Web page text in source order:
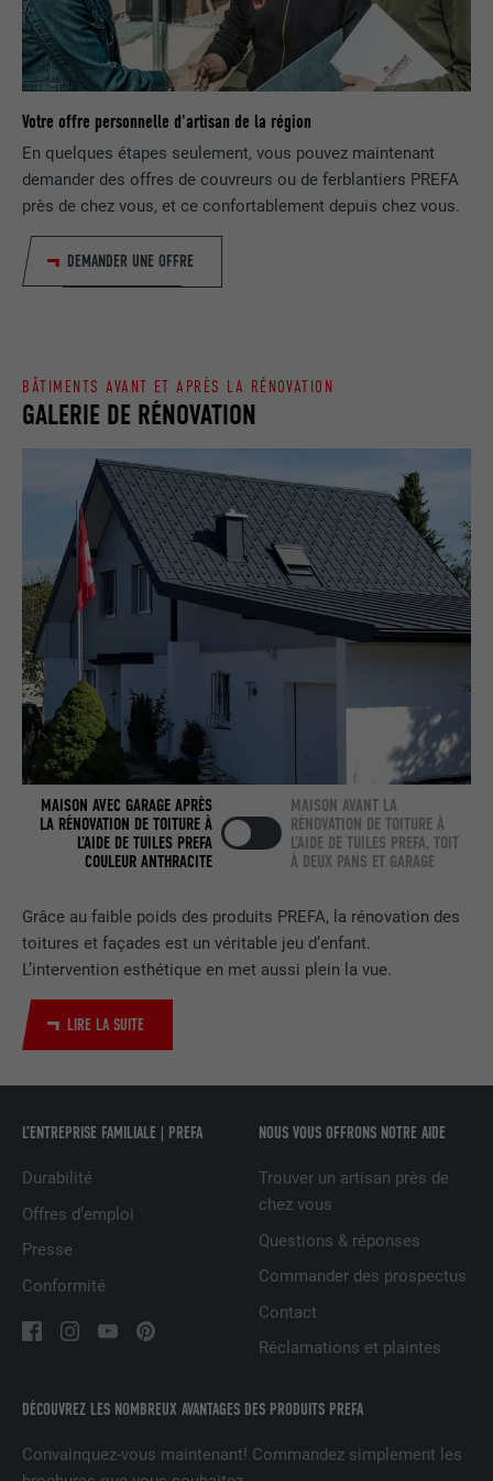
Votre offre personnelle d'artisan de la région
En quelques étapes seulement, vous pouvez maintenant
demander des offres de couvreurs ou de ferblantiers PREFA
près de chez vous, et ce confortablement depuis chez vous.
DEMANDER UNE OFFRE
Grâce au faible poids des produits PREFA, la rénovation des
toitures et façades est un véritable jeu d’enfant.
L’intervention esthétique en met aussi plein la vue.
LIRE LA SUITE
GALERIE DE RÉNOVATION
BÂTIMENTS AVANT ET APRÈS LA RÉNOVATION
MAISON AVEC GARAGE APRÈS
LA RÉNOVATION DE TOITURE À
L’AIDE DE TUILES PREFA
COULEUR ANTHRACITE
MAISON AVANT LA
RÉNOVATION DE TOITURE À
L’AIDE DE TUILES PREFA, TOIT
À DEUX PANS ET GARAGE
DÉCOUVREZ LES NOMBREUX AVANTAGES DES PRODUITS PREFA
Convainquez-vous maintenant! Commandez simplement les
L’ENTREPRISE FAMILIALE | PREFA
Durabilité
Offres d’emploi
Presse
Conformité
NOUS VOUS OFFRONS NOTRE AIDE
Trouver un artisan près de
chez vous
Questions & réponses
Commander des prospectus
Contact
Réclamations et plaintes
EXPIRATION 1 jour
UTILITÉ
Enregistre un identifiant unique utilisé
sur la manière dont l'utilisateur utilise le
site Internet.
UTILITÉ
Est placé afin de tester si le navigateur
autorise l'utilisation de cookies. Ne
contient aucun élément d'identification.
NOM lang
FOURNISSEUR ads.linkedin.com
EXPIRATION
Enregistre la langue choisie par
l'utilisateur pour un site Internet.
EXPIRATION Session
UTILITÉ
Internet contient une fenêtre « Suivez-
nous » intégrée.
NOM bcookie
EXPIRATION
UTILITÉ
Utilisé par le service de réseau social
LinkedIn pour suivre l'utilisation de
services intégrés.
bscookie
FOURNISSEUR LinkedIn
EXPIRATION
UTILITÉ
NOM UserMatchHistory
FOURNISSEUR
Est utilisé pour suivre l'utilisateur sur
plusieurs sites Internet afin d'afficher de
FOURNISSEUR LinkedIn